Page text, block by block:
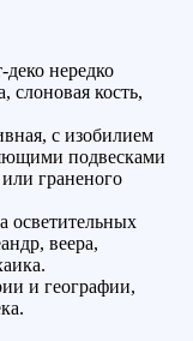
нередко
слоновая кость,
с изобилием
подвесками
граненого
осветительных
веера,
и географии,